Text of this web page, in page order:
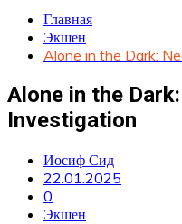
Главная
Экшен
Alone in the Dark:
Alone in the
Investigation
Иосиф Сид
22.01.2025
0
Экшен